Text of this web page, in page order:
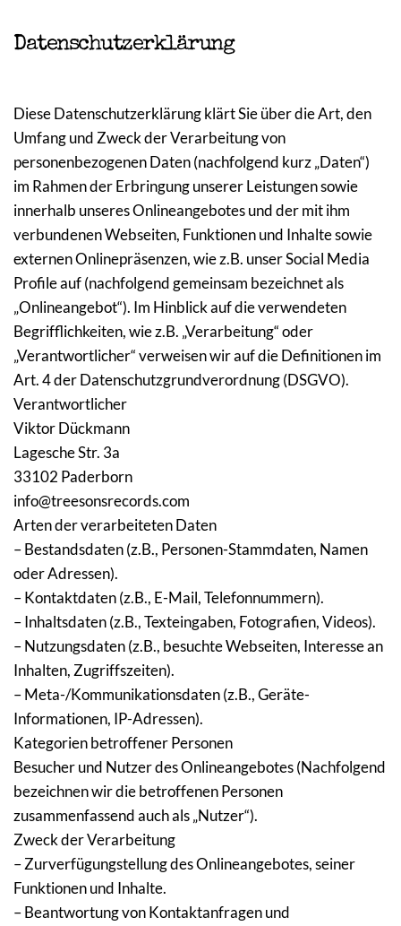
Datenschutzerklärung
Diese Datenschutzerklärung klärt Sie über die Art, den
Umfang und Zweck der Verarbeitung von
personenbezogenen Daten (nachfolgend kurz „Daten“)
im Rahmen der Erbringung unserer Leistungen sowie
innerhalb unseres Onlineangebotes und der mit ihm
verbundenen Webseiten, Funktionen und Inhalte sowie
externen Onlinepräsenzen, wie z.B. unser Social Media
Profile auf (nachfolgend gemeinsam bezeichnet als
„Onlineangebot“). Im Hinblick auf die verwendeten
Begrifflichkeiten, wie z.B. „Verarbeitung“ oder
„Verantwortlicher“ verweisen wir auf die Definitionen im
Art. 4 der Datenschutzgrundverordnung (DSGVO).
Verantwortlicher
Viktor Dückmann
Lagesche Str. 3a
33102 Paderborn
info@treesonsrecords.com
Arten der verarbeiteten Daten
– Bestandsdaten (z.B., Personen-Stammdaten, Namen
oder Adressen).
– Kontaktdaten (z.B., E-Mail, Telefonnummern).
– Inhaltsdaten (z.B., Texteingaben, Fotografien, Videos).
– Nutzungsdaten (z.B., besuchte Webseiten, Interesse an
Inhalten, Zugriffszeiten).
– Meta-/Kommunikationsdaten (z.B., Geräte-
Informationen, IP-Adressen).
Kategorien betroffener Personen
Besucher und Nutzer des Onlineangebotes (Nachfolgend
bezeichnen wir die betroffenen Personen
zusammenfassend auch als „Nutzer“).
Zweck der Verarbeitung
– Zurverfügungstellung des Onlineangebotes, seiner
Funktionen und Inhalte.
– Beantwortung von Kontaktanfragen und